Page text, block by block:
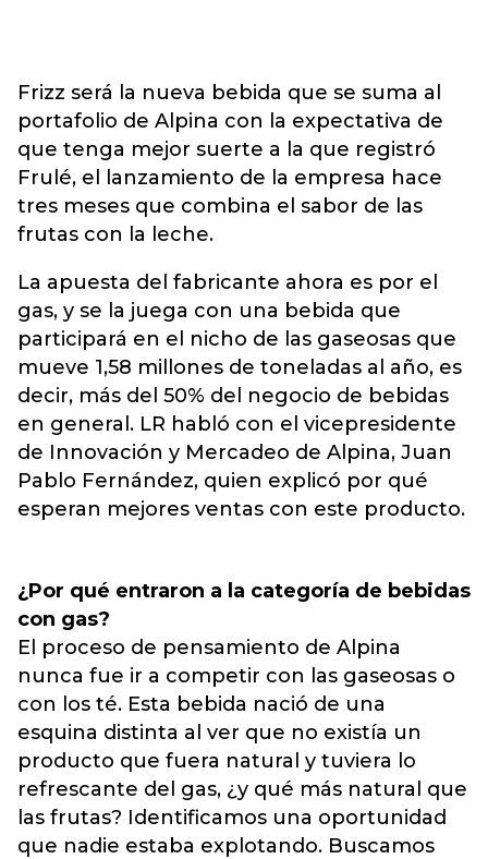
Frizz será la nueva bebida que se suma al
portafolio de Alpina con la expectativa de
que tenga mejor suerte a la que registró
Frulé, el lanzamiento de la empresa hace
tres meses que combina el sabor de las
frutas con la leche.
La apuesta del fabricante ahora es por el
gas, y se la juega con una bebida que
participará en el nicho de las gaseosas que
mueve 1,58 millones de toneladas al año, es
decir, más del 50% del negocio de bebidas
en general. LR habló con el vicepresidente
de Innovación y Mercadeo de Alpina, Juan
Pablo Fernández, quien explicó por qué
esperan mejores ventas con este producto.
¿Por qué entraron a la categoría de bebidas
con gas?
El proceso de pensamiento de Alpina
nunca fue ir a competir con las gaseosas o
con los té. Esta bebida nació de una
esquina distinta al ver que no existía un
producto que fuera natural y tuviera lo
refrescante del gas, ¿y qué más natural que
las frutas? Identificamos una oportunidad
que nadie estaba explotando. Buscamos